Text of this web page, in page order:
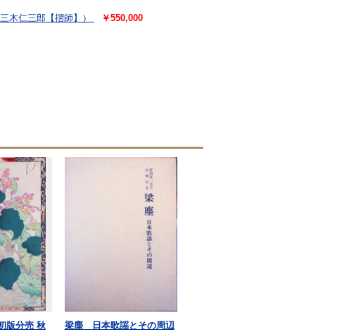
木仁三郎【摺師】）
￥550,000
版分売 秋
梁塵 日本歌謡とその周辺